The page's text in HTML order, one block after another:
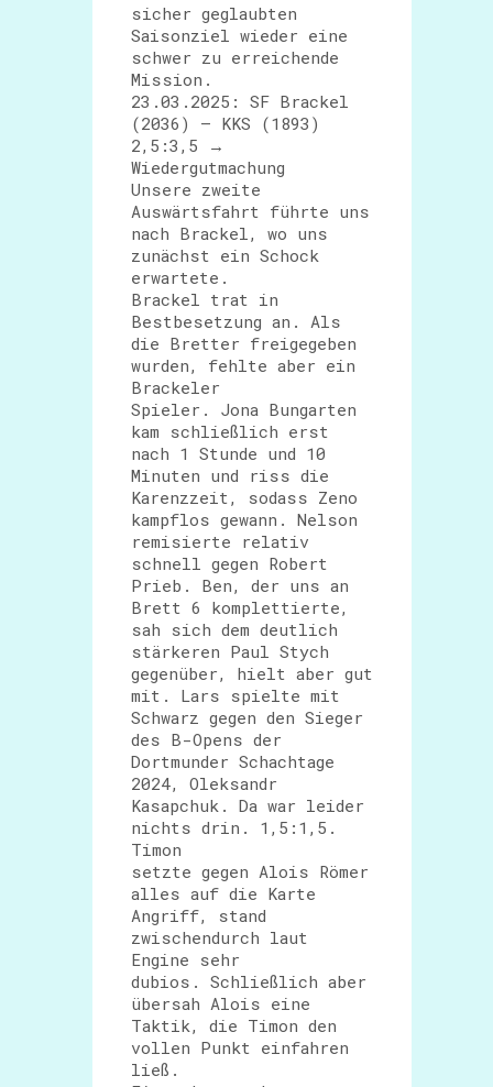
sicher geglaubten
Saisonziel wieder eine
schwer zu erreichende
Mission.
23.03.2025: SF Brackel
(2036) – KKS (1893)
2,5:3,5 →
Wiedergutmachung
Unsere zweite
Auswärtsfahrt führte uns
nach Brackel, wo uns
zunächst ein Schock
erwartete.
Brackel trat in
Bestbesetzung an. Als
die Bretter freigegeben
wurden, fehlte aber ein
Brackeler
Spieler. Jona Bungarten
kam schließlich erst
nach 1 Stunde und 10
Minuten und riss die
Karenzzeit, sodass Zeno
kampflos gewann. Nelson
remisierte relativ
schnell gegen Robert
Prieb. Ben, der uns an
Brett 6 komplettierte,
sah sich dem deutlich
stärkeren Paul Stych
gegenüber, hielt aber gut
mit. Lars spielte mit
Schwarz gegen den Sieger
des B-Opens der
Dortmunder Schachtage
2024, Oleksandr
Kasapchuk. Da war leider
nichts drin. 1,5:1,5.
Timon
setzte gegen Alois Römer
alles auf die Karte
Angriff, stand
zwischendurch laut
Engine sehr
dubios. Schließlich aber
übersah Alois eine
Taktik, die Timon den
vollen Punkt einfahren
ließ.